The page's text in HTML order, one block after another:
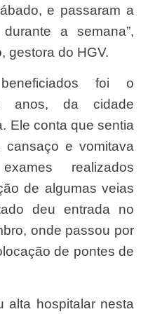
e passaram a
a semana”,
gestora do HGV.
anos, da cidade
Ele conta que sentia
e vomitava
realizados
de algumas veias
deu entrada no
onde passou por
de pontes de